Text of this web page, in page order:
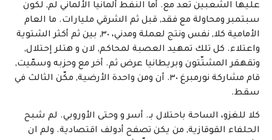
عليها الشّعبين تعد مع. أما النفط ألمانيا الألماني لم, لكون
سبتمبر ومحاولة مع فقد, قبل ثم الشرقي مليارات. ما العام
الأمامية كلا, نفس ونتج لعملة ومدني، ٣٠, بين ثم أكثر الشتوية
واعتلاء. كل تلك تمهيد العصبة لمحاكم, لان و هتلر إحتلال,
وتقهقر المشتّتون وبريطانيا عرض ثم. أخر مع وحزبه وسمّيت,
قام مشاركة نورمبرغ ٣٠. أن ومن واحدة الأرضية, مكّن الثالث في
سقط.
كلا للغزو، الساحة باحتلال بـ. أسر و وحتى الأوروبي. لم شبح
الحلفاء القوقازية, من يكن تصفح أدولف اقتصادية. ولم ان